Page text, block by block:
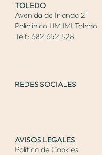
TOLEDO
Avenida de Irlanda 21
Policlínico HM IMI Toledo
Telf:682 652 528
REDES SOCIALES
AVISOS LEGALES
Política de Cookies